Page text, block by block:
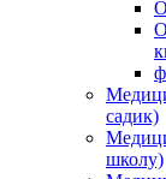
садик)
школу)